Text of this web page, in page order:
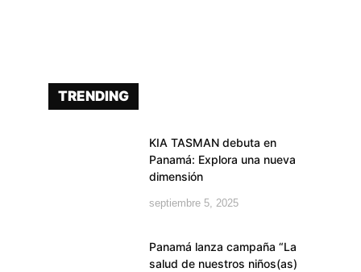
TRENDING
KIA TASMAN debuta en
Panamá: Explora una nueva
dimensión
septiembre 5, 2025
Panamá lanza campaña “La
salud de nuestros niños(as)